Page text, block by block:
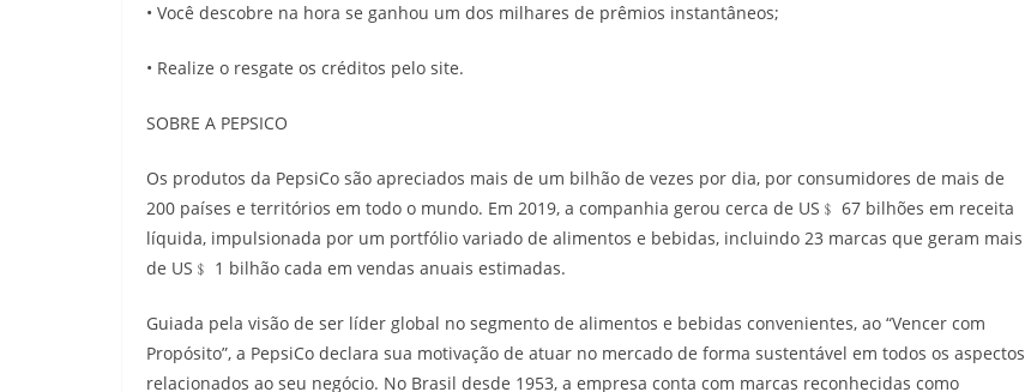
• Você descobre na hora se ganhou um dos milhares de prêmios instantâneos;
• Realize o resgate os créditos pelo site.
SOBRE A PEPSICO
Os produtos da PepsiCo são apreciados mais de um bilhão de vezes por dia, por consumidores de mais de
200 países e territórios em todo o mundo. Em 2019, a companhia gerou cerca de US﹩ 67 bilhões em receita
líquida, impulsionada por um portfólio variado de alimentos e bebidas, incluindo 23 marcas que geram mais
de US﹩ 1 bilhão cada em vendas anuais estimadas.
Guiada pela visão de ser líder global no segmento de alimentos e bebidas convenientes, ao “Vencer com
Propósito”, a PepsiCo declara sua motivação de atuar no mercado de forma sustentável em todos os aspectos
relacionados ao seu negócio. No Brasil desde 1953, a empresa conta com marcas reconhecidas como